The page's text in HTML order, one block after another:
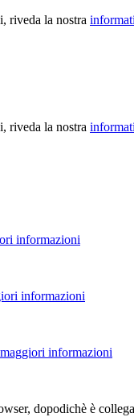
riveda la nostra
riveda la nostra
informazioni
informazioni
informazioni
dopodichè è